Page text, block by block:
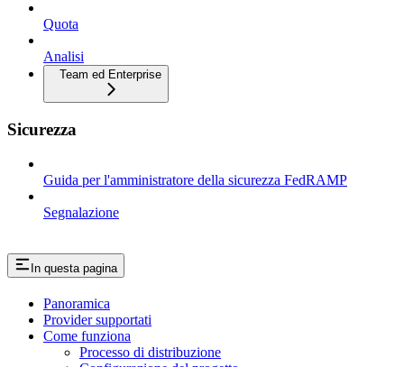
Quota
Analisi
Team ed Enterprise
Sicurezza
Guida per l'amministratore della sicurezza FedRAMP
Segnalazione
In questa pagina
Panoramica
Provider supportati
Come funziona
Processo di distribuzione